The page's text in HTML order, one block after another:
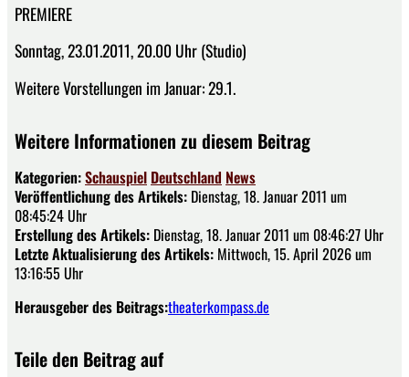
PREMIERE
Sonntag, 23.01.2011, 20.00 Uhr (Studio)
Weitere Vorstellungen im Januar: 29.1.
Weitere Informationen zu diesem Beitrag
Kategorien:Schauspiel Deutschland News
Veröffentlichung des Artikels: Dienstag, 18. Januar 2011 um
08:45:24 Uhr
Erstellung des Artikels: Dienstag, 18. Januar 2011 um 08:46:27 Uhr
Letzte Aktualisierung des Artikels: Mittwoch, 15. April 2026 um
13:16:55 Uhr
Herausgeber des Beitrags:theaterkompass.de
Teile den Beitrag auf